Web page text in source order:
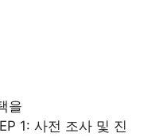
을
1: 사전 조사 및 진